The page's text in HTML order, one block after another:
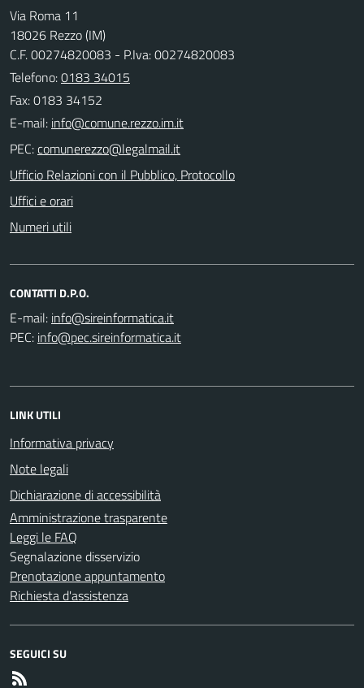
Via Roma 11
18026 Rezzo (IM)
C.F. 00274820083 - P.Iva: 00274820083
Telefono:0183 34015
Fax: 0183 34152
E-mail:
PEC:
Ufficio Relazioni con il Pubblico, Protocollo
Uffici e orari
Numeri utili
CONTATTI D.P.O.
E-mail:
PEC:
LINK UTILI
Informativa privacy
Note legali
Dichiarazione di accessibilità
Amministrazione trasparente
Leggi le FAQ
Segnalazione disservizio
Prenotazione appuntamento
Richiesta d'assistenza
SEGUICI SU